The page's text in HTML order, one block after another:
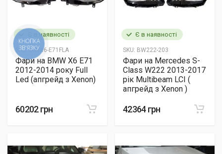
Є в наявності
SKU:MWX6-E71FLA
Фари на BMW X6 E71
2012-2014 року Full
Led (апгрейд з Xenon)
60202 грн
Є в наявності
SKU: BW222-203
Фари на Mercedes S-
Class W222 2013-2017
рік Multibeam LCI (
апгрейд з Xenon )
42364 грн
КНОПКА
ЗВ'ЯЗКУ